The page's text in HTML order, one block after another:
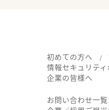
初めての方へ
情報セキュリテ
企業の皆様へ
お問い合わせ一覧